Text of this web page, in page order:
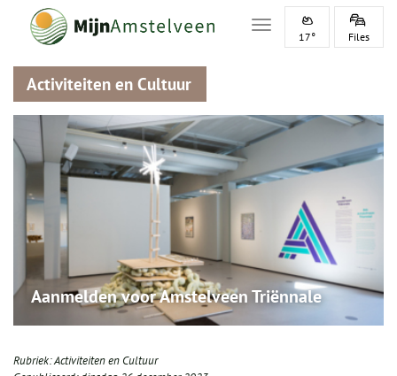
Toggle navigation
17° Files
Activiteiten en Cultuur
Aanmelden voor Amstelveen Triënnale
Rubriek:Activiteiten en Cultuur